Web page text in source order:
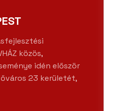
közös,
idén először
23 kerületét,